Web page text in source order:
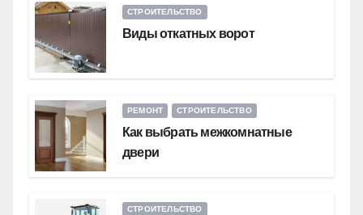
СТРОИТЕЛЬСТВО
Виды откатных ворот
РЕМОНТ СТРОИТЕЛЬСТВО
Как выбрать межкомнатные
двери
СТРОИТЕЛЬСТВО